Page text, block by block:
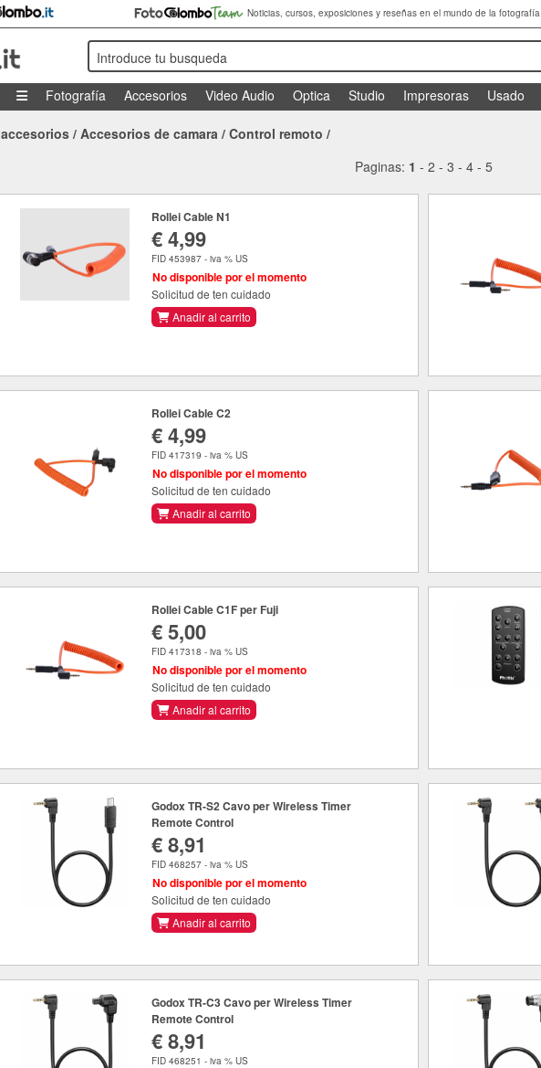
Noticias, cursos, exposiciones y reseñas en el mundo de la fotografía
Introduce tu busqueda
Fotografía
Accesorios Video Audio Optica Studio Impresoras Usado
accesorios / Accesorios de camara / Control remoto /
Paginas: 1 - 2 - 3 - 4- 5
Rollei Cable N1
€ 4,99
FID 453987 - iva % US
No disponible por el momento
Solicitud de ten cuidado
Anadir al carrito
Rollei Cable C2
€ 4,99
FID 417319 - iva % US
No disponible por el momento
Solicitud de ten cuidado
Anadir al carrito
Rollei Cable C1F per Fuji
€ 5,00
FID 417318 - iva % US
No disponible por el momento
Solicitud de ten cuidado
Anadir al carrito
Godox TR-S2 Cavo per Wireless Timer
Remote Control
€ 8,91
FID 468257 - iva % US
No disponible por el momento
Solicitud de ten cuidado
Anadir al carrito
Godox TR-C3 Cavo per Wireless Timer
Remote Control
€ 8,91
FID 468251 - iva % US